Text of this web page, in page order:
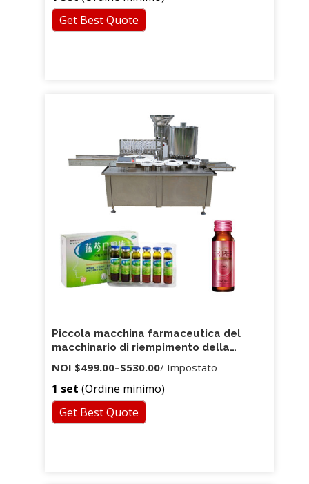
Get Best Quote
Piccola macchina farmaceutica del
macchinario di riempimento della
cartuccia di Landto Cbd
NOI $499.00–$530.00/ Impostato
1 set (Ordine minimo)
Get Best Quote